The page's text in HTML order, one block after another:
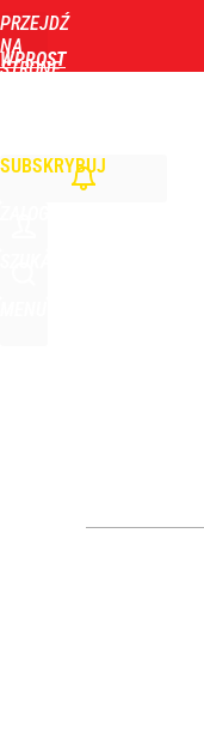
PRZEJDŹ
NA
STRONĘ
WPROST
SUBSKRYBUJ